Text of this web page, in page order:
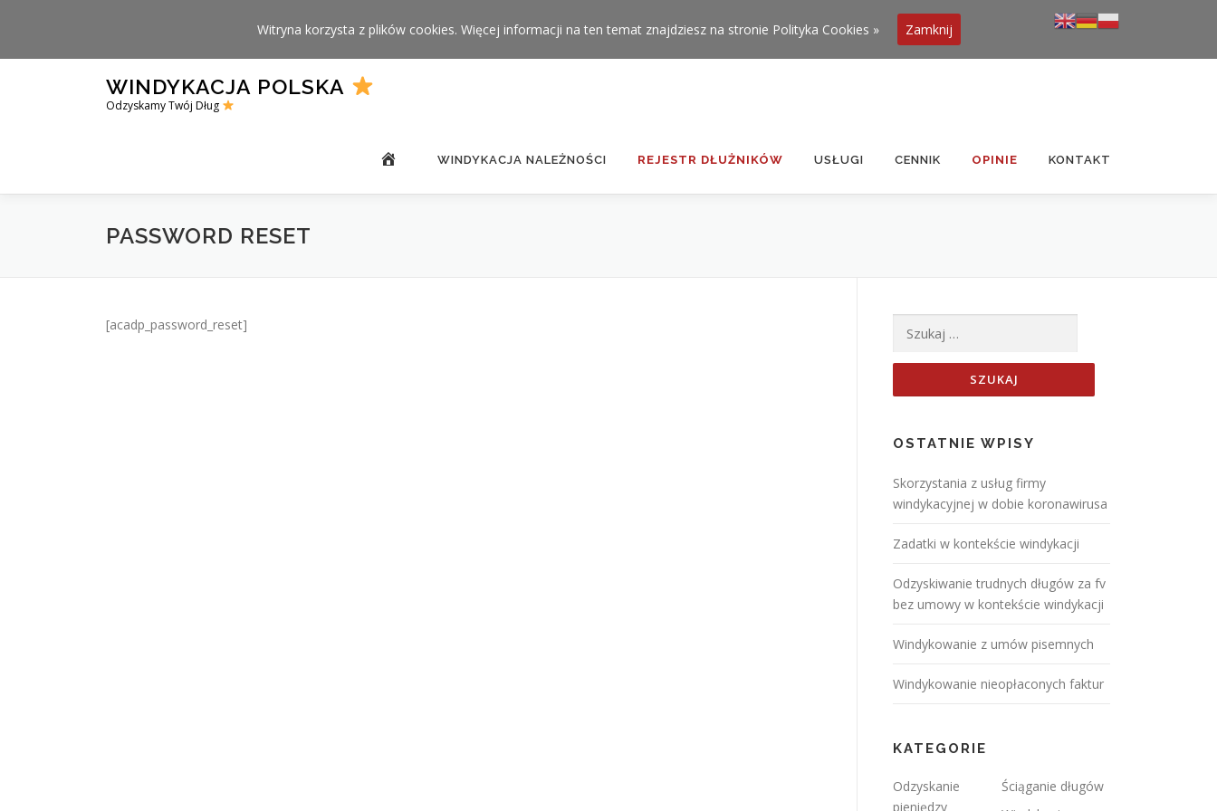
WINDYKACJA POLSKA
Odzyskamy Twój Dług
WINDYKACJA NALEŻNOŚCI REJESTR DŁUŻNIKÓW USŁUGI CENNIK OPINIE KONTAKT
PASSWORD RESET
[acadp_password_reset]
OSTATNIE WPISY
Skorzystania z usług firmy
windykacyjnej w dobie koronawirusa
Zadatki w kontekście windykacji
Odzyskiwanie trudnych długów za fv
bez umowy w kontekście windykacji
Windykowanie z umów pisemnych
Windykowanie nieopłaconych faktur
KATEGORIE
Odzyskanie
pieniędzy
Ściąganie długów
Witryna korzysta z plików cookies. Więcej informacji na ten temat znajdziesz na stronie Polityka Cookies » Zamknij